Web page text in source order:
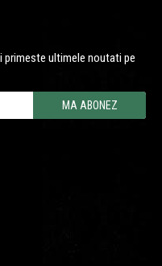
primeste ultimele noutati pe